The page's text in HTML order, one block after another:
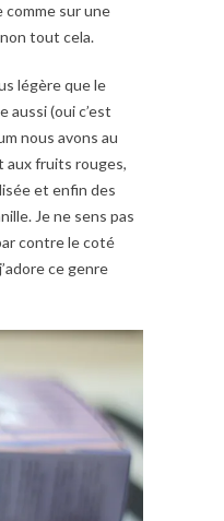
comme sur une
tout cela.
légère que le
aussi (oui c’est
nous avons au
aux fruits rouges,
et enfin des
Je ne sens pas
contre le coté
ce genre